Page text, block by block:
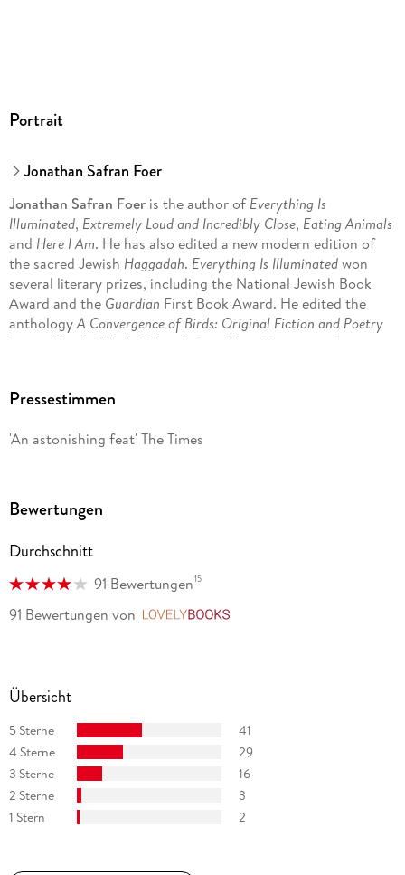
Alex und Jonathan aber sind zum Schluss der Reise Freunde
Portrait
Jonathan Safran Foer
Jonathan Safran Foeris the author ofEverything Is
Illuminated, Extremely Loud and Incredibly Close, Eating Animals
and Here I Am. He has also edited a new modern edition of
the sacred Jewish Haggadah. Everything Is Illuminatedwon
several literary prizes, including the National Jewish Book
Award and the Guardian First Book Award. He edited the
anthologyA Convergence of Birds: Original Fiction and Poetry
Inspired by the Work of Joseph Cornell, and his stories have
New York University.
Pressestimmen
'An astonishing feat' The Times
Bewertungen
Durchschnitt
91 Bewertungen15
91 Bewertungen von
Übersicht
5 Sterne
41
4 Sterne
29
3 Sterne
16
2 Sterne
3
1 Stern
2